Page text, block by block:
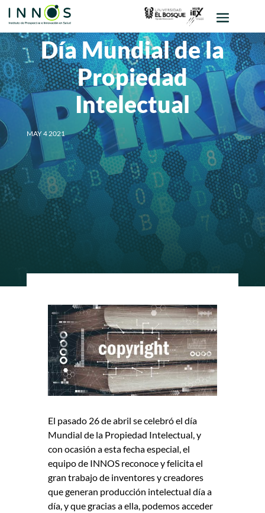
Día Mundial de la
Propiedad
Intelectual
MAY 4 2021
El pasado 26 de abril se celebró el día
Mundial de la Propiedad Intelectual, y
con ocasión a esta fecha especial, el
equipo de INNOS reconoce y felicita el
gran trabajo de inventores y creadores
que generan producción intelectual día a
día, y que gracias a ella, podemos acceder